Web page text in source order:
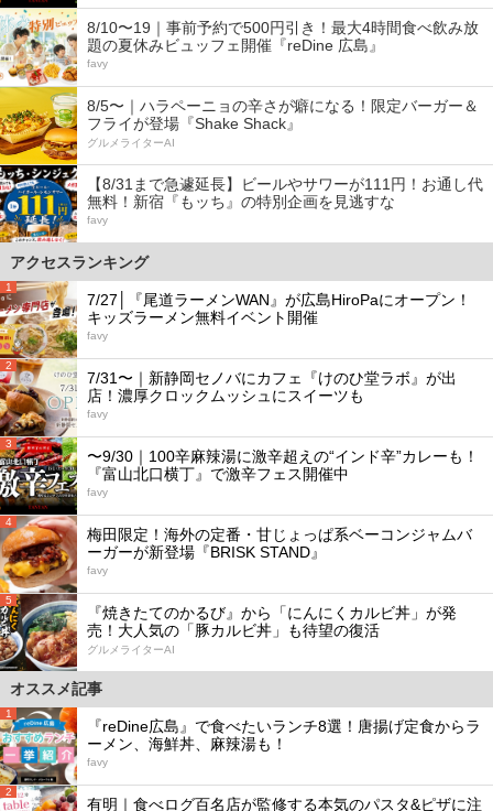
8/10〜19｜事前予約で500円引き！最大4時間食べ飲み放
題の夏休みビュッフェ開催『reDine 広島』
favy
8/5〜｜ハラペーニョの辛さが癖になる！限定バーガー＆
フライが登場『Shake Shack』
グルメライターAI
【8/31まで急遽延長】ビールやサワーが111円！お通し代
無料！新宿『もッち』の特別企画を見逃すな
favy
アクセスランキング
1
7/27│『尾道ラーメンWAN』が広島HiroPaにオープン！
キッズラーメン無料イベント開催
favy
2
7/31〜｜新静岡セノバにカフェ『けのひ堂ラボ』が出
店！濃厚クロックムッシュにスイーツも
favy
3
〜9/30｜100辛麻辣湯に激辛超えの“インド辛”カレーも！
『富山北口横丁』で激辛フェス開催中
favy
4
梅田限定！海外の定番・甘じょっぱ系ベーコンジャムバ
ーガーが新登場『BRISK STAND』
favy
5
『焼きたてのかるび』から「にんにくカルビ丼」が発
売！大人気の「豚カルビ丼」も待望の復活
グルメライターAI
オススメ記事
1
『reDine広島』で食べたいランチ8選！唐揚げ定食からラ
ーメン、海鮮丼、麻辣湯も！
favy
2
有明｜食べログ百名店が監修する本気のパスタ&ピザに注